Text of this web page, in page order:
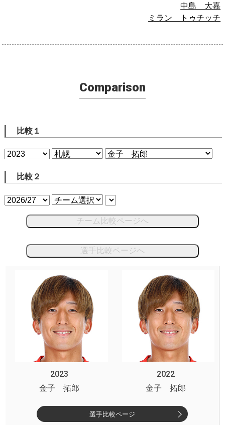
中島 大嘉
ミラン トゥチッチ
Comparison
比較１
比較２
チーム比較ページへ
選手比較ページへ
2023
2022
金子 拓郎
金子 拓郎
選手比較ページ